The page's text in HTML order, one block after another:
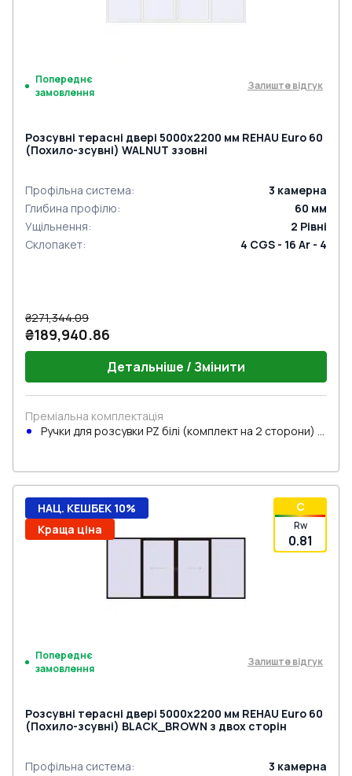
Попереднє
замовлення
Залиште відгук
Розсувні терасні двері 5000x2200 мм REHAU Euro 60
(Похило-зсувні) WALNUT ззовні
Профільна система: 3 камерна
Глибина профілю: 60 мм
Ущільнення: 2 Рівні
Склопакет: 4 CGS - 16 Ar - 4
₴271,344.09
₴189,940.86
Детальніше / Змінити
Преміальна комплектація
Ручки для розсувки PZ білі (комплект на 2 сторони) з
C
Rw
0.81
НАЦ. КЕШБЕК 10%
Краща ціна
Попереднє
замовлення
Залиште відгук
Розсувні терасні двері 5000x2200 мм REHAU Euro 60
(Похило-зсувні) BLACK_BROWN з двох сторін
Профільна система: 3 камерна